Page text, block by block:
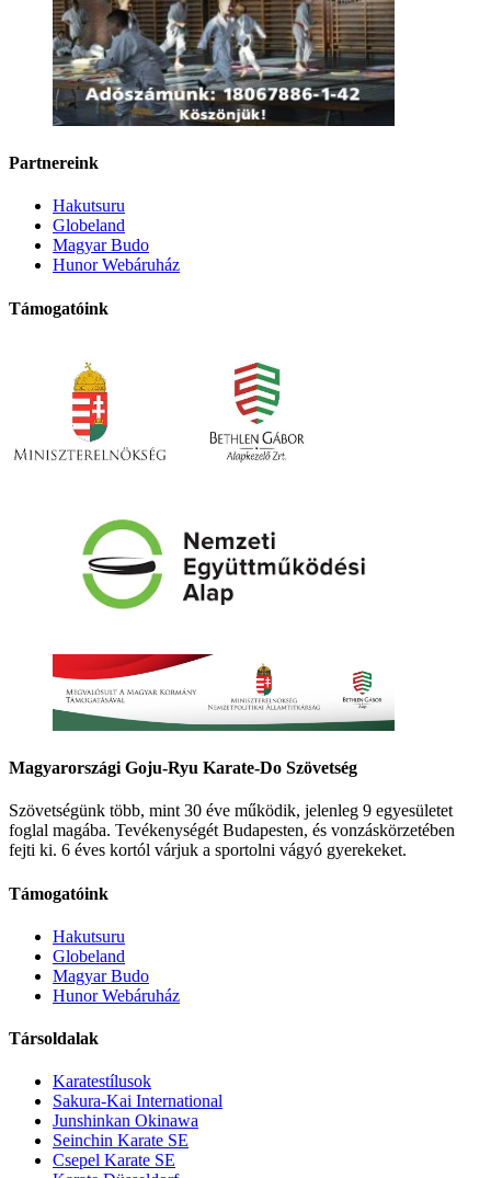
Partnereink
Hakutsuru
Globeland
Magyar Budo
Hunor Webáruház
Támogatóink
Magyarországi Goju-Ryu Karate-Do Szövetség
Szövetségünk több, mint 30 éve működik, jelenleg 9 egyesületet
foglal magába. Tevékenységét Budapesten, és vonzáskörzetében
fejti ki. 6 éves kortól várjuk a sportolni vágyó gyerekeket.
Támogatóink
Hakutsuru
Globeland
Magyar Budo
Hunor Webáruház
Társoldalak
Karatestílusok
Sakura-Kai International
Junshinkan Okinawa
Seinchin Karate SE
Csepel Karate SE